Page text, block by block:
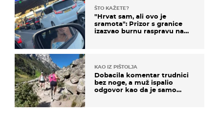
ŠTO KAŽETE?
"Hrvat sam, ali ovo je
sramota": Prizor s granice
izazvao burnu raspravu na
KAO IZ PIŠTOLJA
Dobacila komentar trudnici
bez noge, a muž ispalio
odgovor kao da je samo